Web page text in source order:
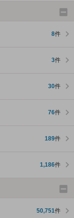
8件
3件
30件
76件
189件
1,186件
50,751件